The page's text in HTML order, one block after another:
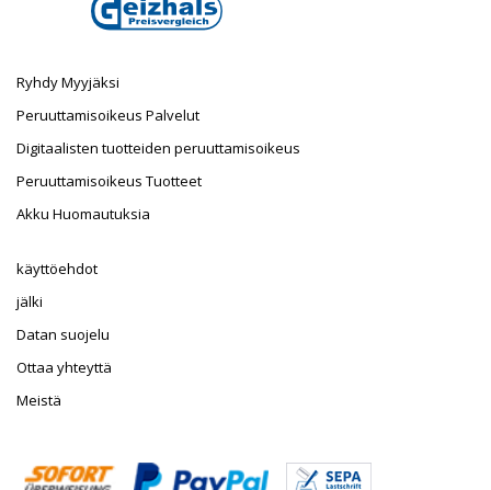
Ryhdy Myyjäksi
Peruuttamisoikeus Palvelut
Digitaalisten tuotteiden peruuttamisoikeus
Peruuttamisoikeus Tuotteet
Akku Huomautuksia
käyttöehdot
jälki
Datan suojelu
Ottaa yhteyttä
Meistä